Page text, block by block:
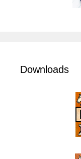
Downloads